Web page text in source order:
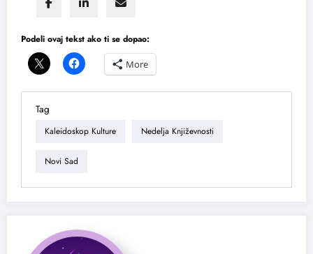
Podeli ovaj tekst ako ti se dopao:
More
Tag
Kaleidoskop Kulture Nedelja Književnosti
Novi Sad